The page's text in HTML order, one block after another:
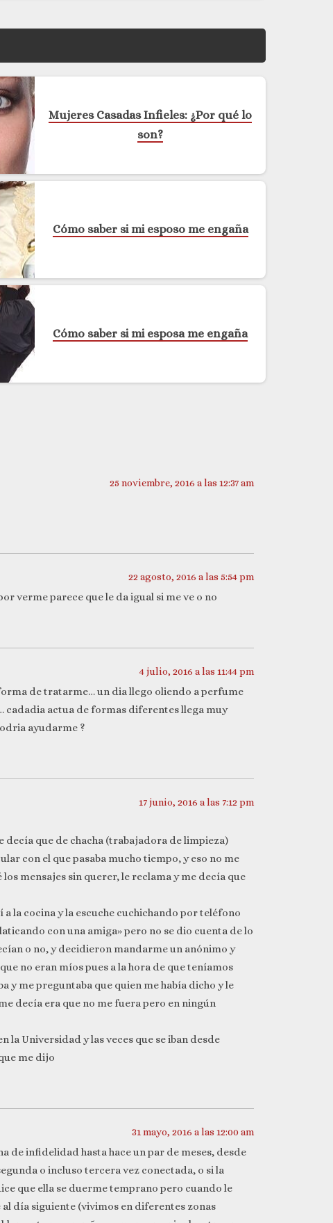
Mujeres Casadas Infieles: ¿Por qué lo
son?
Cómo saber si mi esposo me engaña
Cómo saber si mi esposa me engaña
25 noviembre, 2016 a las 12:37 am
22 agosto, 2016 a las 5:54 pm
verme parece que le da igual si me ve o no
4 julio, 2016 a las 11:44 pm
de tratarme… un dia llego oliendo a perfume
cadadia actua de formas diferentes llega muy
ayudarme ?
17 junio, 2016 a las 7:12 pm
que de chacha (trabajadora de limpieza)
con el que pasaba mucho tiempo, y eso no me
mensajes sin querer, le reclama y me decía que
la cocina y la escuche cuchichando por teléfono
con una amiga» pero no se dio cuenta de lo
o no, y decidieron mandarme un anónimo y
no eran míos pues a la hora de que teníamos
y me preguntaba que quien me había dicho y le
decía era que no me fuera pero en ningún
la Universidad y las veces que se iban desde
me dijo
31 mayo, 2016 a las 12:00 am
de infidelidad hasta hace un par de meses, desde
o incluso tercera vez conectada, o si la
que ella se duerme temprano pero cuando le
día siguiente (vivimos en diferentes zonas